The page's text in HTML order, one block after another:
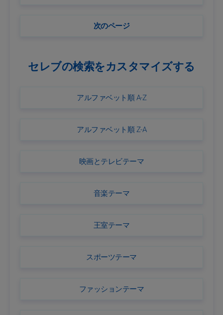
次のページ
セレブの検索をカスタマイズする
アルファベット順 A-Z
アルファベット順 Z-A
映画とテレビテーマ
音楽テーマ
王室テーマ
スポーツテーマ
ファッションテーマ